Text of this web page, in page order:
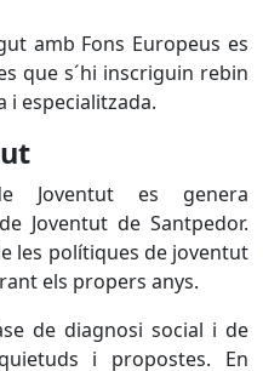
amb Fons Europeus es
que s´hi inscriguin rebin
i especialitzada.
Joventut es genera
Joventut de Santpedor.
les polítiques de joventut
els propers anys.
de diagnosi social i de
i propostes. En